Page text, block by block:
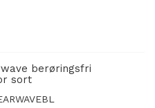
berøringsfri
sort